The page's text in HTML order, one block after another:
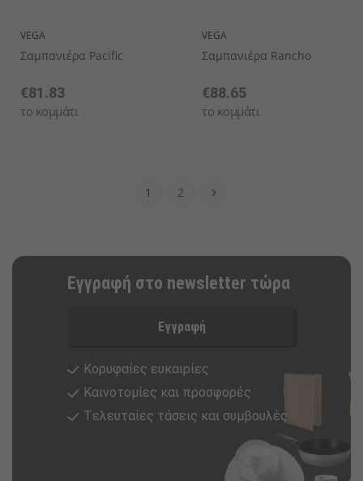
VEGA
Σαμπανιέρα Pacific
€81.83
το κομμάτι
VEGA
Σαμπανιέρα Rancho
€88.65
το κομμάτι
1 2 
Εγγραφή στο newsletter τώρα
Εγγραφή
Κορυφαίες ευκαιρίες
Καινοτομίες και προσφορές
Tελευταίες τάσεις και συμβουλές